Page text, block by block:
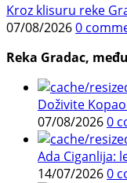
Kroz klisuru reke
07/08/20260
Reka Gradac,
Doživite
07/08/20260
Ada Ciganlija:
14/07/20260